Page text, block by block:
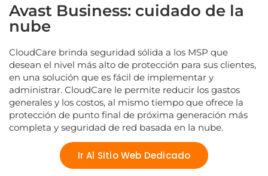
Avast Business: cuidado de la
nube
CloudCare brinda seguridad sólida a los MSP que
desean el nivel más alto de protección para sus clientes,
en una solución que es fácil de implementar y
administrar. CloudCare le permite reducir los gastos
generales y los costos, al mismo tiempo que ofrece la
protección de punto final de próxima generación más
completa y seguridad de red basada en la nube.
Ir Al Sitio Web Dedicado